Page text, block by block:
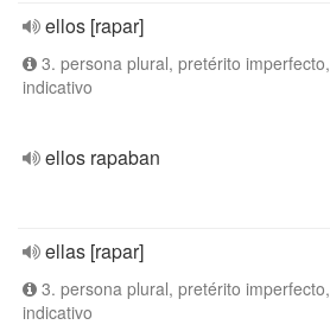
ellos [rapar]
3. persona plural, pretérito imperfecto,
indicativo
ellos rapaban
ellas [rapar]
3. persona plural, pretérito imperfecto,
indicativo